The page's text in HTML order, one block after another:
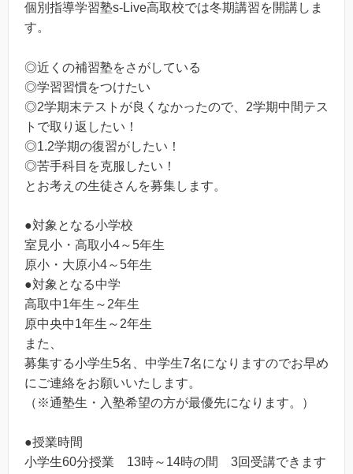
個別指導学習塾s-Live高取校では冬期講習を開講しま
す。
◎近くの補習塾をさがしている
◎学習習慣をつけたい
◎2学期末テストが良くなかったので、2学期中間テス
トで取り返したい！
◎1.2学期の復習がしたい！
◎苦手科目を克服したい！
とお考えの生徒さんを募集します。
●対象となる小学校
室見小・高取小4～5年生
原小・大原小4～5年生
●対象となる中学
高取中1年生～2年生
原中央中1年生～2年生
また、
募集する小学生5名、中学生7名になりますのでお早め
にご連絡をお願いいたします。
（※通塾生・入塾希望の方が最優先になります。）
●授業時間
小学生60分授業 13時～14時の間 3回受講できます